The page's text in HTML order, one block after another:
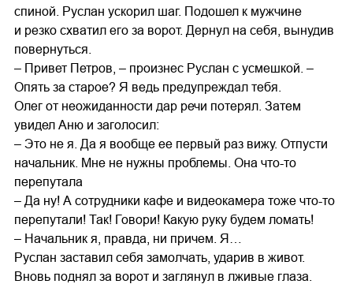
спиной. Руслан ускорил шаг. Подошел к мужчине
и резко схватил его за ворот. Дернул на себя, вынудив
повернуться.
– Привет Петров, – произнес Руслан с усмешкой. –
Опять за старое? Я ведь предупреждал тебя.
Олег от неожиданности дар речи потерял. Затем
увидел Аню и заголосил:
– Это не я. Да я вообще ее первый раз вижу. Отпусти
начальник. Мне не нужны проблемы. Она что-то
перепутала
– Да ну! А сотрудники кафе и видеокамера тоже что-то
перепутали! Так! Говори! Какую руку будем ломать!
– Начальник я, правда, ни причем. Я…
Руслан заставил себя замолчать, ударив в живот.
Вновь поднял за ворот и заглянул в лживые глаза.